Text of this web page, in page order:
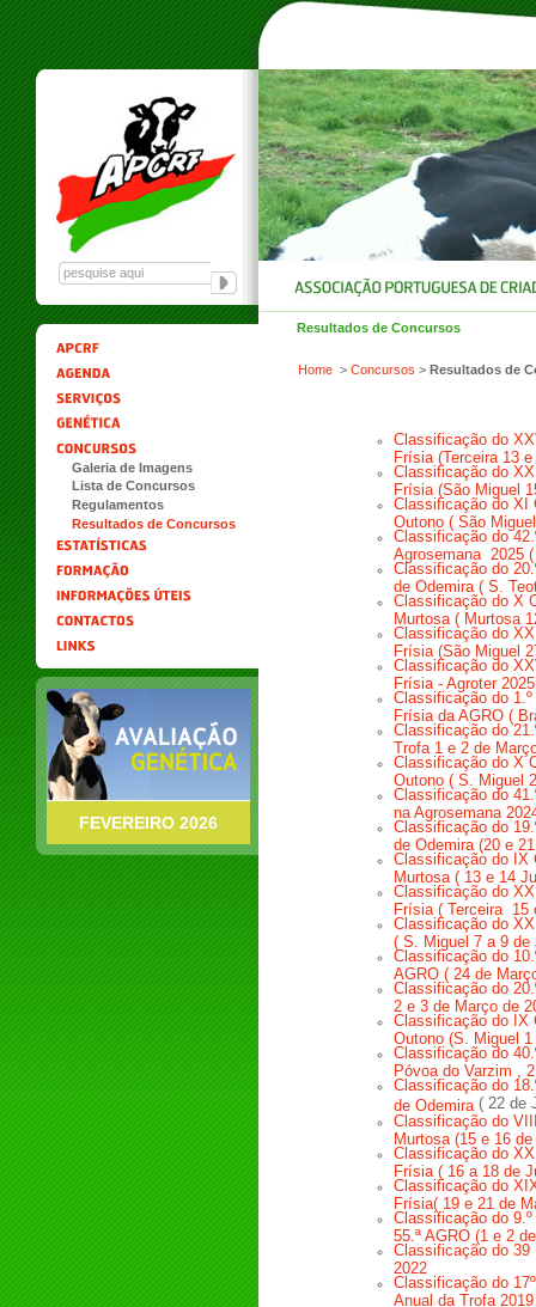
Galeria de Imagens
Lista de Concursos
Regulamentos
Resultados de Concursos
FEVEREIRO 2026
Resultados de Concursos
Home > Concursos > Resultados de
Classificação do
Frísia (Terceira 13
Classificação do
Frísia (São Miguel
Classificação do XI
Outono ( São
Classificação do
Agrosemana 2025
Classificação do
de Odemira ( S.
Classificação do X
Murtosa ( Murtosa
Classificação do
Frísia (São Miguel
Classificação do
Frísia - Agroter
Classificação do
Frísia da AGRO (
Classificação do
Trofa 1 e 2 de
Classificação do X
Outono ( S. Miguel
Classificação do
na Agrosemana
Classificação do
de Odemira (20 e
Classificação do IX
Murtosa ( 13 e 14
Classificação do
Frísia ( Terceira 15
Classificação do
( S. Miguel 7 a 9 de
Classificação do
AGRO ( 24 de
Classificação do
2 e 3 de Março de
Classificação do IX
Outono (S. Miguel
Classificação do
Póvoa do Varzim ,
Classificação do
de Odemira ( 22 de
Classificação do
Murtosa (15 e 16
Classificação do
Frísia ( 16 a 18 de
Classificação do
Frísia( 19 e 21 de
Classificação do
55.ª AGRO (1 e 2
Classificação do 39
2022
Classificação do
Anual da Trofa